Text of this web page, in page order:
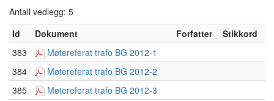
Antall vedlegg: 5
Id
Dokument Forfatter
Stikkord
383
Møtereferat trafo BG 2012-1
384
Møtereferat trafo BG 2012-2
385
Møtereferat trafo BG 2012-3